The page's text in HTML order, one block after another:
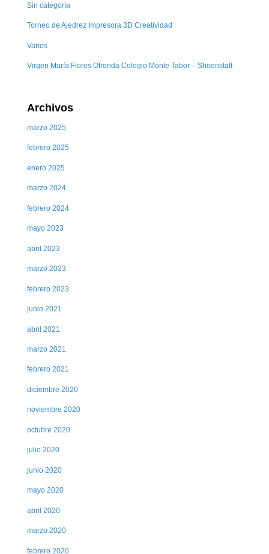
Sin categoría
Torneo de Ajedrez Impresora 3D Creatividad
Varios
Virgen María Flores Ofrenda Colegio Monte Tabor – Shoenstatt
Archivos
marzo 2025
febrero 2025
enero 2025
marzo 2024
febrero 2024
mayo 2023
abril 2023
marzo 2023
febrero 2023
junio 2021
abril 2021
marzo 2021
febrero 2021
diciembre 2020
noviembre 2020
octubre 2020
julio 2020
junio 2020
mayo 2020
abril 2020
marzo 2020
febrero 2020